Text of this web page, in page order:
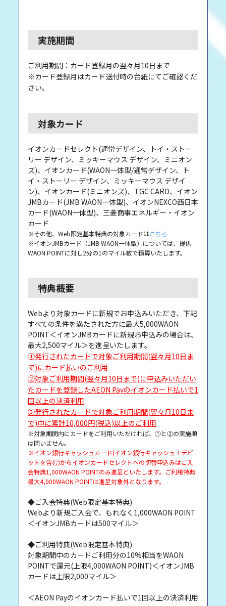
実施期間
ご利用期間：カード登録月の翌々月10日まで
※カード登録月はカード送付時の台紙にてご確認くだ
さい。
対象カード
イオンカードセレクト(通常デザイン、トイ・ストー
リー デザイン、ミッキーマウス デザイン、ミニオン
ズ)、イオンカード(WAON一体型/通常デザイン、ト
イ・ストーリー デザイン、ミッキーマウス デザイ
ン)、イオンカード(ミニオンズ)、TGC CARD、イオン
JMBカード(JMB WAON一体型)、イオンNEXCO西日本
カード(WAON一体型)、三菱商事エネルギー・イオン
カード
※その他、Web限定基本特典の対象カードはこちら
※イオンJMBカード（JMB WAON一体型）については、提供
WAON POINTに対し2分の1のマイル数で積算いたします。
特典概要
Webより対象カードに新規でお申込みいただき、下記
すべての条件を満たされた方に最大5,000WAON
POINT＜イオンJMBカードに新規お申込みの場合は、
最大2,500マイル＞を進呈いたします。
①発行されたカードで対象ご利用期間(翌々月10日ま
で)にカード払いのご利用
②対象ご利用期間(翌々月10日まで)に申込みいただい
たカードを登録したAEON Payのイオンカード払いで1
回以上の決済利用
③発行されたカードで対象ご利用期間(翌々月10日ま
で)中に累計10,000円(税込)以上のご利用
※対象期間内にカードをご利用いただければ、①と②の実施順
は問いません。
※イオン銀行キャッシュカード(イオン銀行キャッシュ＋デビ
ットを含む)からイオンカードセレクトへの切替申込みはご入
会特典1,000WAON POINTのみ進呈といたします。ご利用特典
最大4,000WAON POINTは進呈対象外となります。
◆ご入会特典(Web限定基本特典)
Webより新規ご入会で、もれなく1,000WAON POINT
＜イオンJMBカードは500マイル＞
◆ご利用特典(Web限定基本特典)
対象期間中のカードご利用分の10%相当をWAON
POINTで還元(上限4,000WAON POINT)＜イオンJMB
カードは上限2,000マイル＞
＜AEON Payのイオンカード払いで1回以上の決済利用